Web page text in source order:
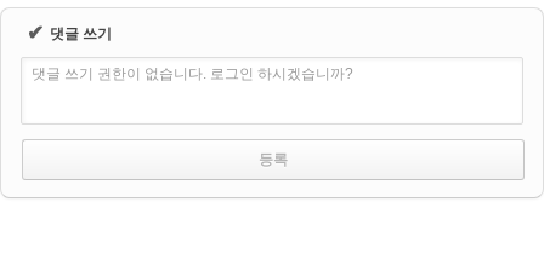
✔ 댓글 쓰기
댓글 쓰기 권한이 없습니다. 로그인 하시겠습니까?